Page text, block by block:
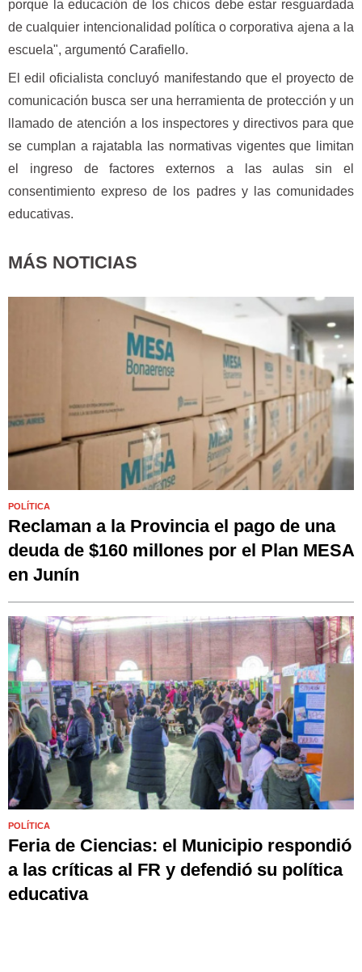
porque la educación de los chicos debe estar resguardada
de cualquier intencionalidad política o corporativa ajena a la
escuela", argumentó Carafiello.
El edil oficialista concluyó manifestando que el proyecto de
comunicación busca ser una herramienta de protección y un
llamado de atención a los inspectores y directivos para que
se cumplan a rajatabla las normativas vigentes que limitan
el ingreso de factores externos a las aulas sin el
consentimiento expreso de los padres y las comunidades
educativas.
MÁS NOTICIAS
POLÍTICA
Reclaman a la Provincia el pago de una
deuda de $160 millones por el Plan MESA
en Junín
POLÍTICA
Feria de Ciencias: el Municipio respondió
a las críticas al FR y defendió su política
educativa